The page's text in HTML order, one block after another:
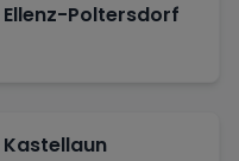
Ellenz-Poltersdorf
Kastellaun